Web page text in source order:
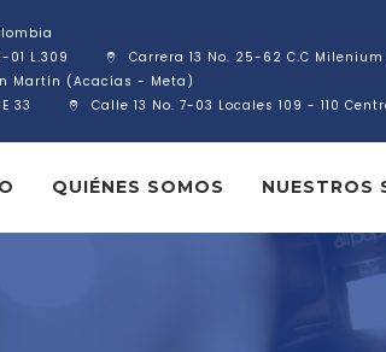
01 L.309
Carrera 13 No. 25-62 C.C
Martín (Acacías - Meta)
33
Calle 13 No. 7-03 Locales 109 - 110
QUIÉNES SOMOS NUESTROS